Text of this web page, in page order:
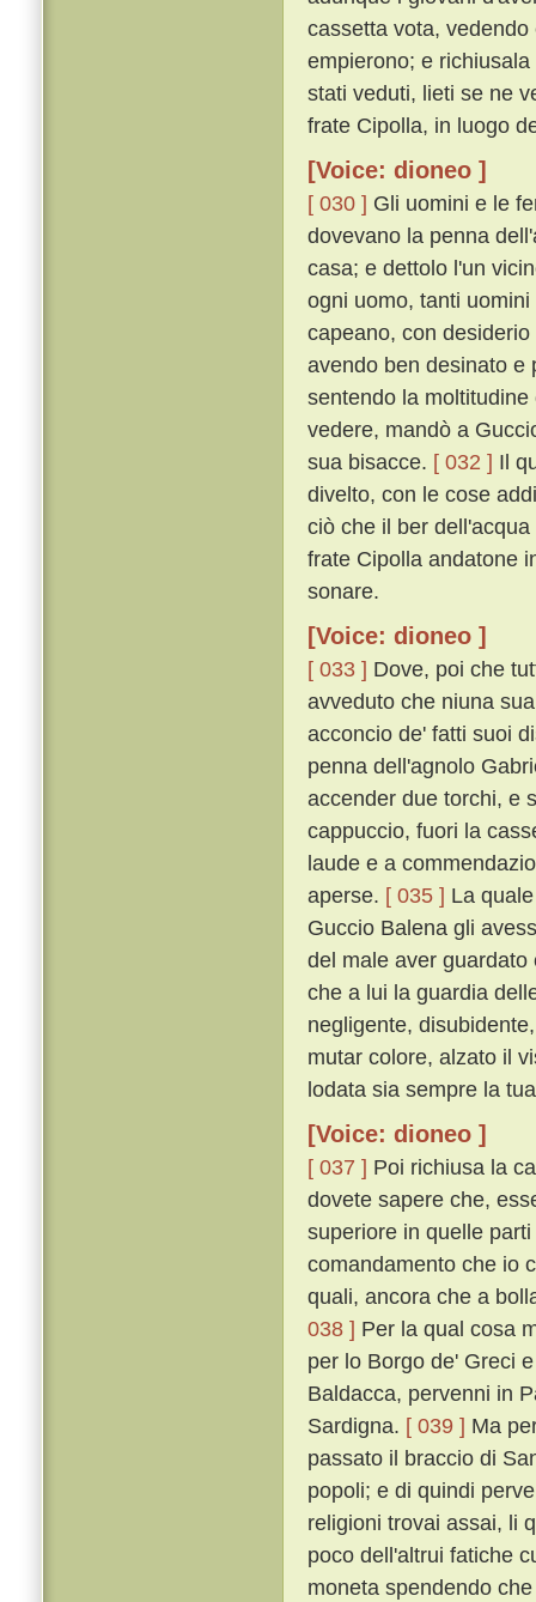
cassetta vota,
empierono; e
stati veduti, lieti se ne
frate Cipolla, in luogo
[Voice: dioneo ]
[ 030 ] Gli uomini e le
dovevano la penna
casa; e dettolo l'un
ogni uomo, tanti
capeano, con
avendo ben desinato e
sentendo la
vedere, mandò a
sua bisacce. [ 032 ] Il
divelto, con le cose
ciò che il ber
frate Cipolla andatone
sonare.
[Voice: dioneo ]
[ 033 ] Dove, poi che
avveduto che niuna
acconcio de' fatti suoi
penna dell'agnolo
accender due torchi, e
cappuccio, fuori la
laude e a
aperse. [ 035 ] La
Guccio Balena gli
del male aver
che a lui la guardia
negligente,
mutar colore, alzato il
lodata sia sempre la
[Voice: dioneo ]
[ 037 ] Poi richiusa la
dovete sapere che,
superiore in quelle
comandamento che io
quali, ancora che a
038 ] Per la qual cosa
per lo Borgo de' Greci
Baldacca, pervenni in
Sardigna. [ 039 ] Ma
passato il braccio di
popoli; e di quindi
religioni trovai assai, li
poco dell'altrui fatiche
moneta spendendo